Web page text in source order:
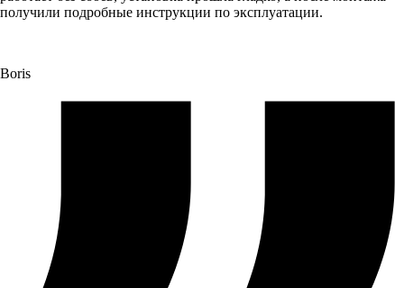
получили подробные инструкции по эксплуатации.
Boris